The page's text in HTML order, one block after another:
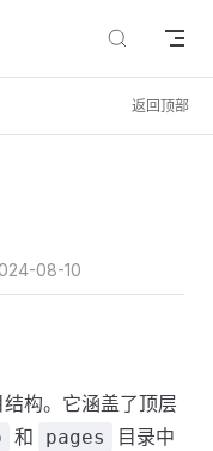
返回顶部
08-10
构。它涵盖了顶层
和 pages
目录中